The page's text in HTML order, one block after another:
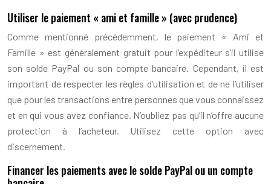
Utiliser le paiement « ami et famille » (avec prudence)
Comme mentionné précédemment, le paiement « Ami et
Famille » est généralement gratuit pour l’expéditeur s’il utilise
son solde PayPal ou son compte bancaire. Cependant, il est
important de respecter les règles d’utilisation et de ne l’utiliser
que pour les transactions entre personnes que vous connaissez
et en qui vous avez confiance. N’oubliez pas qu’il n’offre aucune
protection à l’acheteur. Utilisez cette option avec
discernement.
Financer les paiements avec le solde PayPal ou un compte